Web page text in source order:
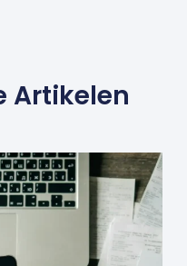
Artikelen